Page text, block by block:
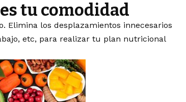
tu comodidad
Elimina los desplazamientos innecesarios
etc, para realizar tu plan nutricional